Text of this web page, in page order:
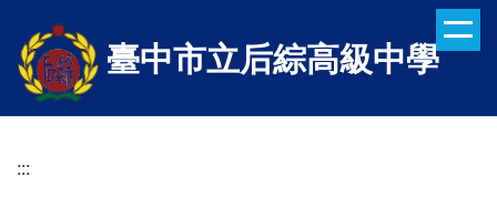
到
主
區
臺中市立后綜高級中學
:::